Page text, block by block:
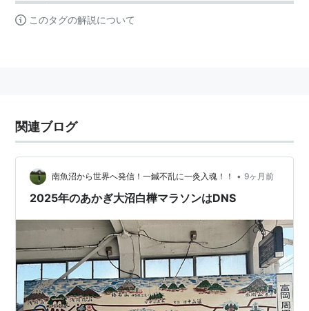
このタグの解説について
関連ブログ
南魚沼から世界へ発信！一鍼不乱に一灸入魂！！ • 9ヶ月前
2025年のあかぎ大沼白樺マラソンはDNS